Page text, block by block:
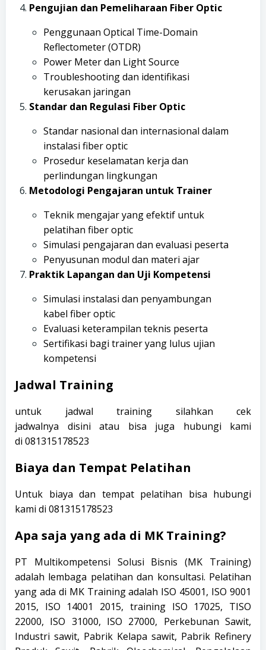
Pengujian dan Pemeliharaan Fiber Optic
Penggunaan Optical Time-Domain
Reflectometer (OTDR)
Power Meter dan Light Source
Troubleshooting dan identifikasi
kerusakan jaringan
Standar dan Regulasi Fiber Optic
Standar nasional dan internasional dalam
instalasi fiber optic
Prosedur keselamatan kerja dan
perlindungan lingkungan
Metodologi Pengajaran untuk Trainer
Teknik mengajar yang efektif untuk
pelatihan fiber optic
Simulasi pengajaran dan evaluasi peserta
Penyusunan modul dan materi ajar
Praktik Lapangan dan Uji Kompetensi
Simulasi instalasi dan penyambungan
kabel fiber optic
Evaluasi keterampilan teknis peserta
Sertifikasi bagi trainer yang lulus ujian
kompetensi
Jadwal Training
untuk jadwal training silahkan cek
jadwalnya disini atau bisa juga hubungi kami
di 081315178523
Biaya dan Tempat Pelatihan
Untuk biaya dan tempat pelatihan bisa hubungi
kami di 081315178523
Apa saja yang ada di MK Training?
PT Multikompetensi Solusi Bisnis (MK Training)
adalah lembaga pelatihan dan konsultasi. Pelatihan
yang ada di MK Training adalah ISO 45001, ISO 9001
2015, ISO 14001 2015, training ISO 17025, TISO
22000, ISO 31000, ISO 27000, Perkebunan Sawit,
Industri sawit, Pabrik Kelapa sawit, Pabrik Refinery